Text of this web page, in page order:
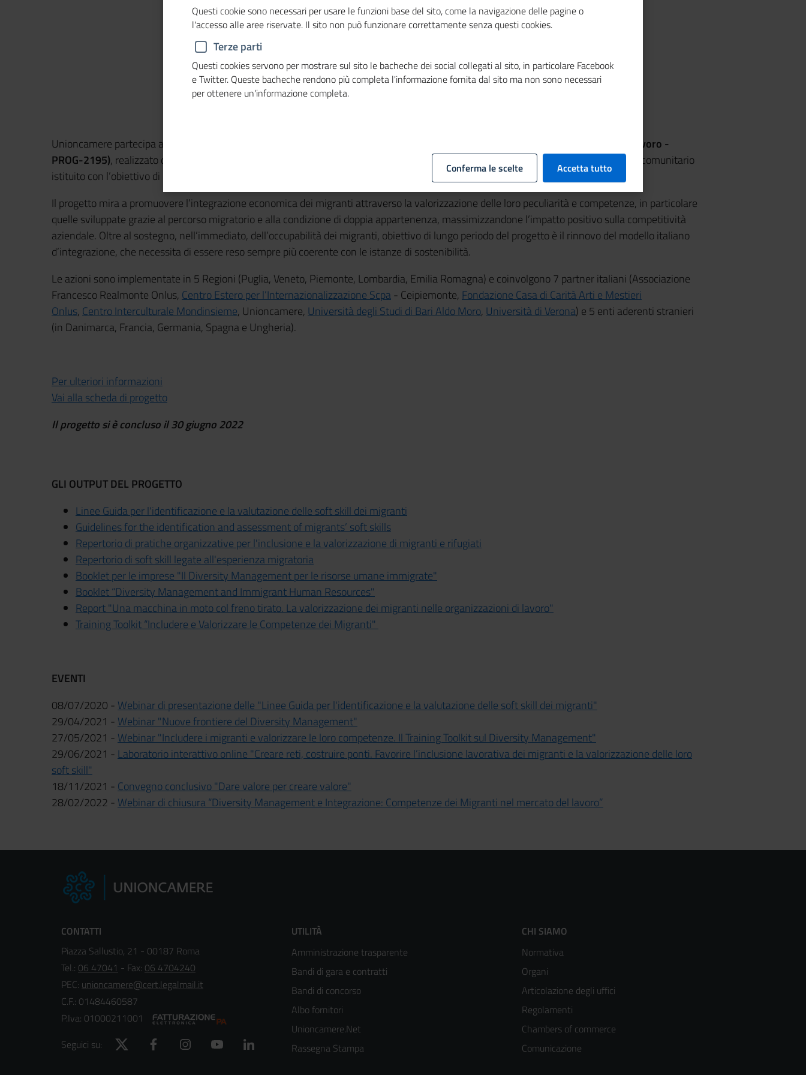
Unioncamere partecipa al progetto
DIMICOME (Diversity Management e Integrazione: Competenze dei Migranti nel mercato del lavoro -
PROG-2195), realizzato dalla Fondazione ISMU di Milano e finanziato dal FAMI (Fondo Asilo, Migrazione, Integrazione), lo strumento comunitario
istituito con l’obiettivo di promuovere una gestione integrata dei flussi migratori e coordinato in Italia dal Ministero dell’Interno.
Il progetto mira a promuovere l’integrazione economica dei migranti attraverso la valorizzazione delle loro peculiarità e competenze, in particolare
quelle sviluppate grazie al percorso migratorio e alla condizione di doppia appartenenza, massimizzandone l’impatto positivo sulla competitività
aziendale. Oltre al sostegno, nell’immediato, dell’occupabilità dei migranti, obiettivo di lungo periodo del progetto è il rinnovo del modello italiano
d’integrazione, che necessita di essere reso sempre più coerente con le istanze di sostenibilità.
Le azioni sono implementate in 5 Regioni (Puglia, Veneto, Piemonte, Lombardia, Emilia Romagna) e coinvolgono 7 partner italiani (Associazione
Francesco Realmonte Onlus, Centro Estero per l’Internazionalizzazione Scpa - Ceipiemonte, Fondazione Casa di Carità Arti e Mestieri
Onlus, Centro Interculturale Mondinsieme, Unioncamere, Università degli Studi di Bari Aldo Moro, Università di Verona) e 5 enti aderenti stranieri
(in Danimarca, Francia, Germania, Spagna e Ungheria).
Per ulteriori informazioni
Vai alla scheda di progetto
Il progetto si è concluso il 30 giugno 2022
GLI OUTPUT DEL PROGETTO
Linee Guida per l'identificazione e la valutazione delle soft skill dei migranti
Guidelines for the identification and assessment of migrants’ soft skills
Repertorio di pratiche organizzative per l'inclusione e la valorizzazione di migranti e rifugiati
Repertorio di soft skill legate all'esperienza migratoria
Booklet per le imprese "Il Diversity Management per le risorse umane immigrate"
Booklet “Diversity Management and Immigrant Human Resources"
Report "Una macchina in moto col freno tirato. La valorizzazione dei migranti nelle organizzazioni di lavoro"
Training Toolkit “Includere e Valorizzare le Competenze dei Migranti"
EVENTI
08/07/2020 - Webinar di presentazione delle "Linee Guida per l'identificazione e la valutazione delle soft skill dei migranti"
29/04/2021 - Webinar "Nuove frontiere del Diversity Management"
27/05/2021 - Webinar "Includere i migranti e valorizzare le loro competenze. Il Training Toolkit sul Diversity Management"
29/06/2021 - Laboratorio interattivo online "Creare reti, costruire ponti. Favorire l’inclusione lavorativa dei migranti e la valorizzazione delle loro
soft skill"
18/11/2021 - Convegno conclusivo "Dare valore per creare valore"
28/02/2022 - Webinar di chiusura “Diversity Management e Integrazione: Competenze dei Migranti nel mercato del lavoro”
CONTATTI
Piazza Sallustio, 21 - 00187 Roma
Tel.: 06 47041 - Fax: 06 4704240
PEC: unioncamere@cert.legalmail.it
C.F.: 01484460587
P.Iva: 01000211001
Seguici su:
Twitter Facebook Instagram YouTube
Footer
menù
colonna
2
UTILITÀ
Amministrazione trasparente
Bandi di gara e contratti
Bandi di concorso
Albo fornitori
Unioncamere.Net
Rassegna Stampa
Footer
menù
colonna
3
CHI SIAMO
Normativa
Organi
Articolazione degli uffici
Regolamenti
Chambers of commerce
Comunicazione
Questi cookie sono necessari per usare le funzioni base del sito, come la navigazione delle pagine o
l'accesso alle aree riservate. Il sito non può funzionare correttamente senza questi cookies.
Terze parti
Questi cookies servono per mostrare sul sito le bacheche dei social collegati al sito, in particolare Facebook
e Twitter. Queste bacheche rendono più completa l'informazione fornita dal sito ma non sono necessari
per ottenere un'informazione completa.
Conferma le scelte Accetta tutto